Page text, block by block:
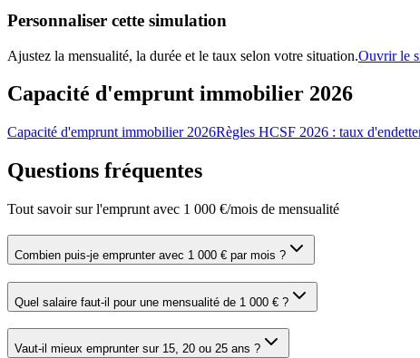
Personnaliser cette simulation
Ajustez la mensualité, la durée et le taux selon votre situation.Ouvrir le
Capacité d'emprunt immobilier 2026
Capacité d'emprunt immobilier 2026Règles HCSF 2026 : taux
Questions fréquentes
Tout savoir sur l'emprunt avec 1 000 €/mois de mensualité
Combien puis-je emprunter avec 1 000 € par mois ?
Quel salaire faut-il pour une mensualité de 1 000 € ?
Vaut-il mieux emprunter sur 15, 20 ou 25 ans ?